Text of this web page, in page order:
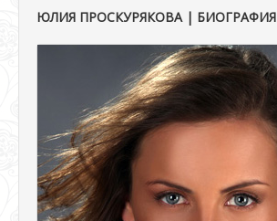
ЮЛИЯ ПРОСКУРЯКОВА | БИОГРАФИЯ